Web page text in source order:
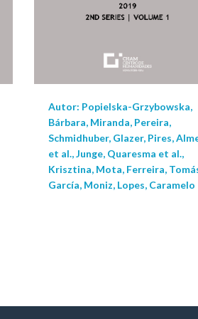
Autor: Popielska-Grzybowska,
Bárbara, Miranda, Pereira,
Schmidhuber, Glazer, Pires,
et al., Junge, Quaresma et al.,
Krisztina, Mota, Ferreira,
García, Moniz, Lopes, Caramelo